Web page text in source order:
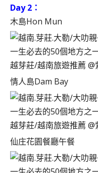
Day 2：
木島Hon Mun
情人島Dam Bay
仙庄花園餐廳午餐